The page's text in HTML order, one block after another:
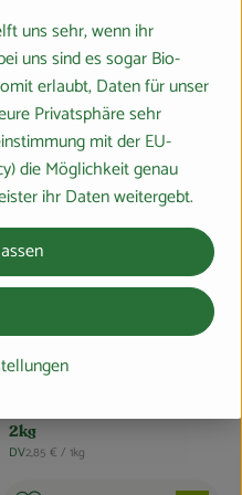
zum Warenkorb hinzufügen
, Preis:
5,69 €
2kg
, Herkunft:
DV, Referenzpreis:
2,85 € / 1kg
, Verband:
Produkt zu Favouriten hinzufügen
uns sehr, wenn ihr
uns sind es sogar Bio-
erlaubt, Daten für unser
Privatsphäre sehr
mit der EU-
die Möglichkeit genau
ihr Daten weitergebt.